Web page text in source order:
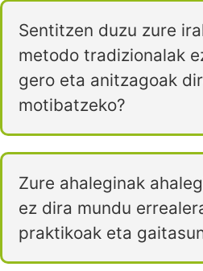
Sentitzen duzu zure
metodo tradizionalak
gero eta anitzagoak
motibatzeko?
Zure ahaleginak
ez dira mundu
praktikoak eta